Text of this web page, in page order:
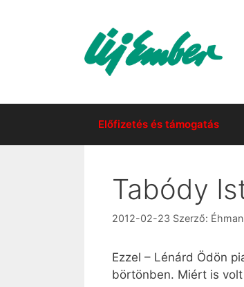
Előfizetés és támogatás
Tabódy
2012-02-23 Szerző:
Ezzel – Lénárd Ödön
börtönben. Miért is